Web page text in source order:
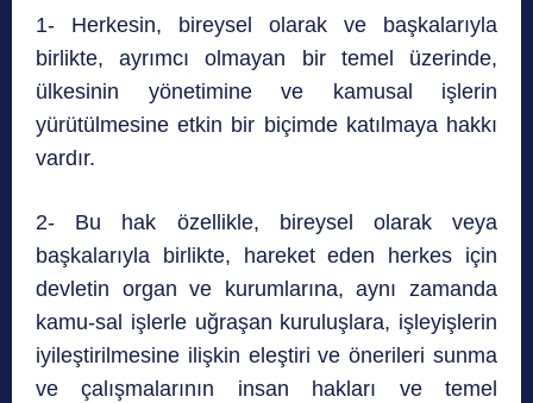
1- Herkesin, bireysel olarak ve başkalarıyla
birlikte, ayrımcı olmayan bir temel üzerinde,
ülkesinin yönetimine ve kamusal işlerin
yürütülmesine etkin bir biçimde katılmaya hakkı
vardır.
2- Bu hak özellikle, bireysel olarak veya
başkalarıyla birlikte, hareket eden herkes için
devletin organ ve kurumlarına, aynı zamanda
kamu-sal işlerle uğraşan kuruluşlara, işleyişlerin
iyileştirilmesine ilişkin eleştiri ve önerileri sunma
ve çalışmalarının insan hakları ve temel